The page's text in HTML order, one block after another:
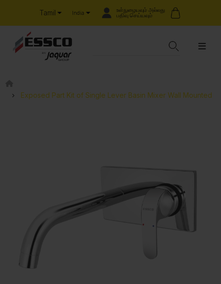
Tamil India உள்நுழையவும் அல்லது
பதிவு செய்யவும்
Exposed Part Kit of Single Lever Basin Mixer Wall Mounted